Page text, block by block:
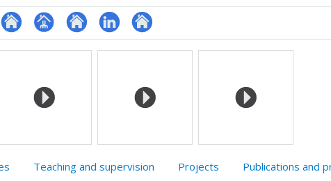
ResearchGate
Page Site
LinkedInAutre
Teaching and supervision Projects Publications and